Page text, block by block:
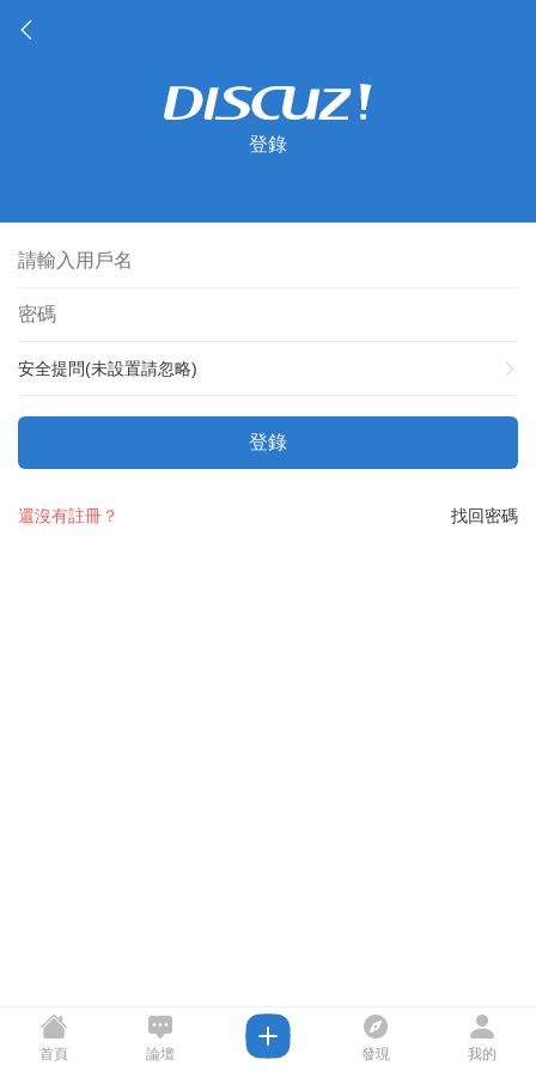
登錄
安全提問(未設置請忽略)
登錄
找回密碼
還沒有註冊？
首頁 論壇 發現 我的